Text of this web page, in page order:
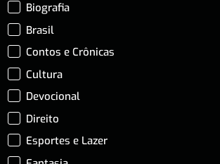
Biografia
Brasil
Contos e Crônicas
Cultura
Devocional
Direito
Esportes e Lazer